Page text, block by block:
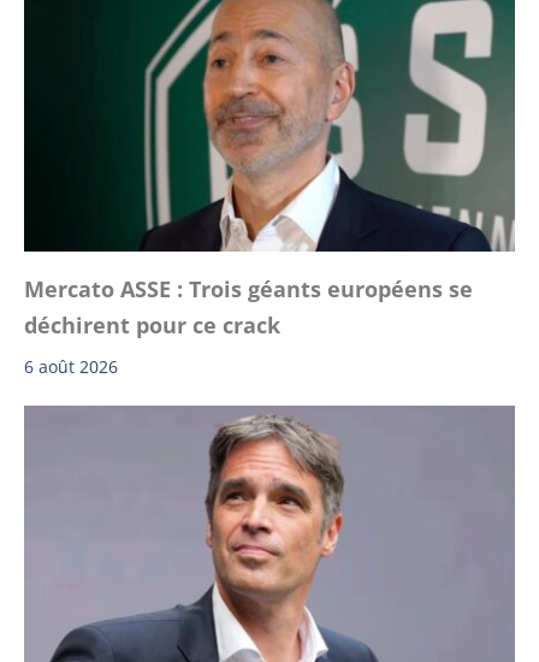
Mercato ASSE : Trois géants européens se
déchirent pour ce crack
6 août 2026